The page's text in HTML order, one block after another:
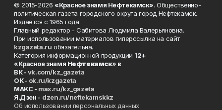
© 2015-2026 «Красное знамя Нефтекамск». Общественно-
политическая газета городского округа город Нефтекамск.
Издаётся с 1965 года.
Главный редактор - Сабитова Людмила Валерьяновна.
При использовании материалов гиперссылка на сайт
kzgazeta.ru обязательна.
Категория информационной продукции 12+
«Красное знамя Нефтекамск» в
ВК -vk.com/kz_gazeta
ОК - ok.ru/kzgazeta
MAKC - max.ru/kz_gazeta
Я.Дзен - dzen.ru/neftekamskkz
Об использовании персональных данных